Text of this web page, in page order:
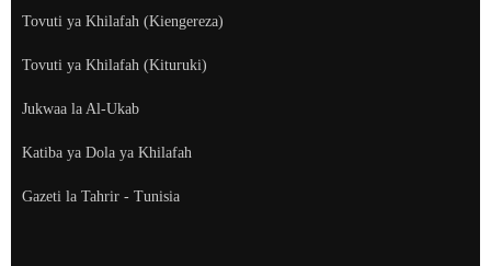
Tovuti ya Khilafah (Kiengereza)
Tovuti ya Khilafah (Kituruki)
Jukwaa la Al-Ukab
Katiba ya Dola ya Khilafah
Gazeti la Tahrir - Tunisia